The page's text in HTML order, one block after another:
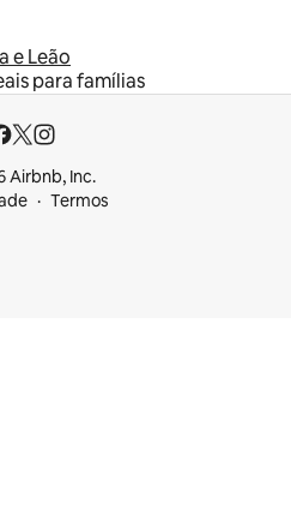
e Leão
para famílias
Airbnb, Inc.
Termos